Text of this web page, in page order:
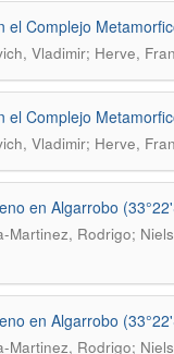
el Complejo
Vladimir; Herve,
el Complejo
Vladimir; Herve,
en Algarrobo
Martinez, Rodrigo;
en Algarrobo
Martinez, Rodrigo;